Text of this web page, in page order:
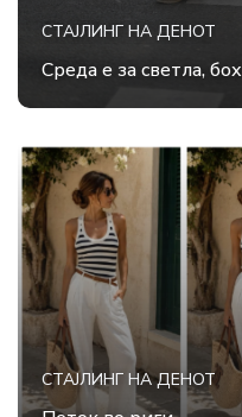
СТАЈЛИНГ НА ДЕНОТ
Среда е за светла,
СТАЈЛИНГ НА ДЕНОТ